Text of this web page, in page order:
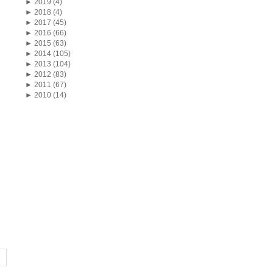
► 2019 (4)
► 2018 (4)
► 2017 (45)
► 2016 (66)
► 2015 (63)
► 2014 (105)
► 2013 (104)
► 2012 (83)
► 2011 (67)
► 2010 (14)